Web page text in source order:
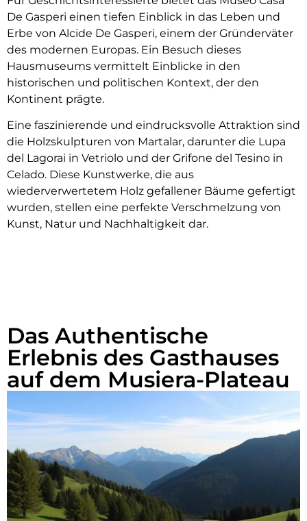
De Gasperi einen tiefen Einblick in das Leben und
Erbe von Alcide De Gasperi, einem der Gründerväter
des modernen Europas. Ein Besuch dieses
Hausmuseums vermittelt Einblicke in den
historischen und politischen Kontext, der den
Kontinent prägte.
Eine faszinierende und eindrucksvolle Attraktion sind
die Holzskulpturen von Martalar, darunter die Lupa
del Lagorai in Vetriolo und der Grifone del Tesino in
Celado. Diese Kunstwerke, die aus
wiederverwertetem Holz gefallener Bäume gefertigt
wurden, stellen eine perfekte Verschmelzung von
Kunst, Natur und Nachhaltigkeit dar.
Das Authentische
Erlebnis des Gasthauses
auf dem Musiera-Plateau